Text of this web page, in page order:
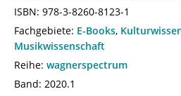
ISBN: 978-3-8260-8123-1
Fachgebiete: E-Books,
Musikwissenschaft
Reihe: wagnerspectrum
Band: 2020.1